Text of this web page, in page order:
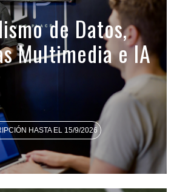
de Datos,
Multimedia e IA
HASTA EL 15/9/2026